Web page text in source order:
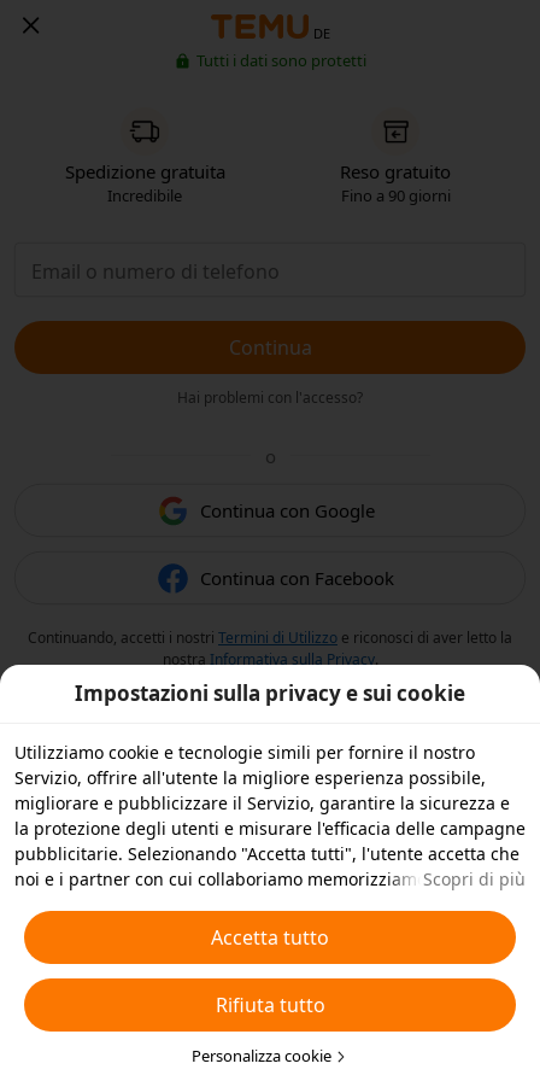
DE
Tutti i dati sono protetti
Spedizione gratuita
Incredibile
Reso gratuito
Fino a 90 giorni
Continua
Hai problemi con l'accesso?
o
Continua con Google
Continua con Facebook
Continuando, accetti i nostri Termini di Utilizzo e riconosci di aver letto la
nostra Informativa sulla Privacy.
Impostazioni sulla privacy e sui cookie
Utilizziamo cookie e tecnologie simili per fornire il nostro
Servizio, offrire all'utente la migliore esperienza possibile,
migliorare e pubblicizzare il Servizio, garantire la sicurezza e
la protezione degli utenti e misurare l'efficacia delle campagne
pubblicitarie. Selezionando "Accetta tutti", l'utente accetta che
noi e i partner con cui collaboriamo memorizziamo cookie e
pubblicitari. L'utente può anche selezionare "Rifiuta tutti" per i
cookie non essenziali, oppure scegliere quali tipi di cookie
accettare o disattivare cliccando su "Personalizza cookie" qui
sotto o in qualsiasi momento nelle impostazioni sulla privacy.
Per ulteriori informazioni, visualizza la nostraInformativa sui
Cookie e sulle Tecnologie Simili.
Scopri di più
Accetta tutto
Rifiuta tutto
Personalizza cookie